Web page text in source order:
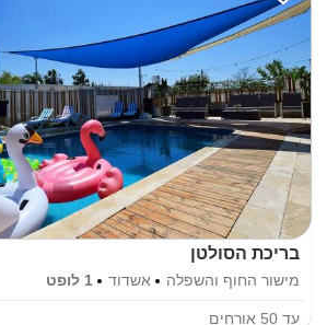
בריכת הסולטן
מישור החוף והשפלה אשדוד 1 לופט
עד 50 אורחים